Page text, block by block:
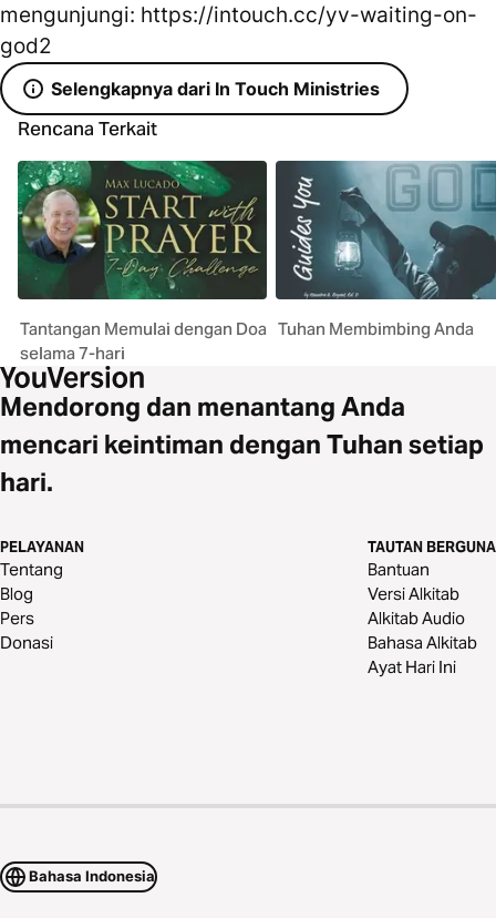
mengunjungi: https://intouch.cc/yv-waiting-on-
god2
Selengkapnya dari In Touch Ministries
Rencana Terkait
Tantangan Memulai dengan Doa
selama 7-hari
Tuhan Membimbing Anda
Mendorong dan menantang Anda
mencari keintiman dengan Tuhan setiap
hari.
PELAYANAN
Tentang
Blog
Pers
Donasi
TAUTAN BERGUNA
Bantuan
Versi Alkitab
Alkitab Audio
Bahasa Alkitab
Ayat Hari Ini
Bahasa Indonesia